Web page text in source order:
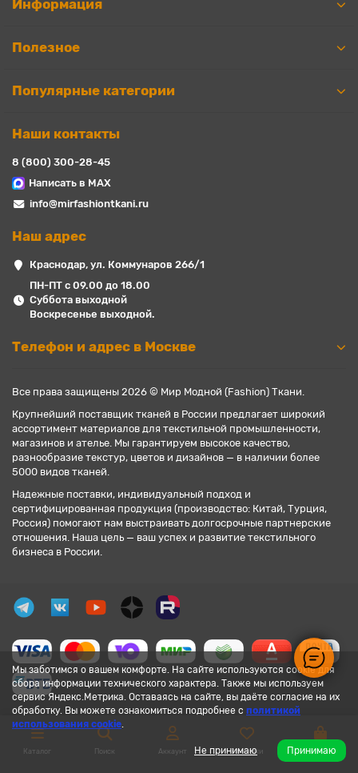
Мы заботимся о вашем комфорте. На сайте используются cookie для
сбора информации технического характера. Также мы используем
сервис Яндекс.Метрика. Оставаясь на сайте, вы даёте согласие на их
обработку. Вы можете ознакомиться подробнее с политикой
использования cookie.
Не принимаю Принимаю
Информация
Полезное
Популярные категории
Наши контакты
8 (800) 300-28-45
Написать в MAX
info@mirfashiontkani.ru
Наш адрес
Краснодар, ул. Коммунаров 266/1
ПН-ПТ с 09.00 до 18.00
Суббота выходной
Воскресенье выходной.
Телефон и адрес в Москве
Все права защищены 2026 © Мир Модной (Fashion) Ткани.
Крупнейший поставщик тканей в России предлагает широкий
ассортимент материалов для текстильной промышленности,
магазинов и ателье. Мы гарантируем высокое качество,
разнообразие текстур, цветов и дизайнов — в наличии более
5000 видов тканей.
Надежные поставки, индивидуальный подход и
сертифицированная продукция (производство: Китай, Турция,
Россия) помогают нам выстраивать долгосрочные партнерские
отношения. Наша цель — ваш успех и развитие текстильного
бизнеса в России.
Каталог Поиск Аккаунт Закладки Корзина